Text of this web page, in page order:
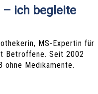
– ich begleite
MS-Expertin für
Betroffene. Seit 2002
Medikamente.